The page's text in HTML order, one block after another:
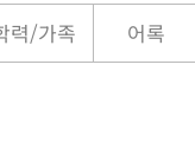
력/가족 어록